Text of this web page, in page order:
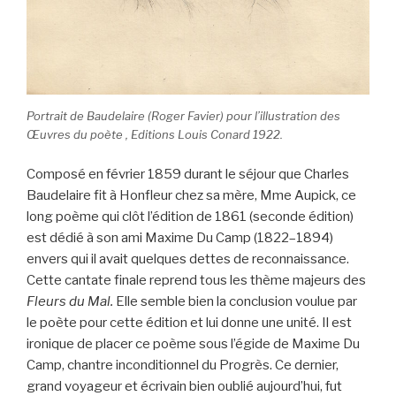
Portrait de Baudelaire (Roger Favier) pour l’illustration des
Œuvres du poète , Editions Louis Conard 1922.
Composé en février 1859 durant le séjour que Charles
Baudelaire fit à Honfleur chez sa mère, Mme Aupick, ce
long poème qui clôt l’édition de 1861 (seconde édition)
est dédié à son ami Maxime Du Camp (1822–1894)
envers qui il avait quelques dettes de reconnaissance.
Cette cantate finale reprend tous les thème majeurs des
Fleurs du Mal. Elle semble bien la conclusion voulue par
le poète pour cette édition et lui donne une unité. Il est
ironique de placer ce poème sous l’égide de Maxime Du
Camp, chantre inconditionnel du Progrès. Ce dernier,
grand voyageur et écrivain bien oublié aujourd’hui, fut